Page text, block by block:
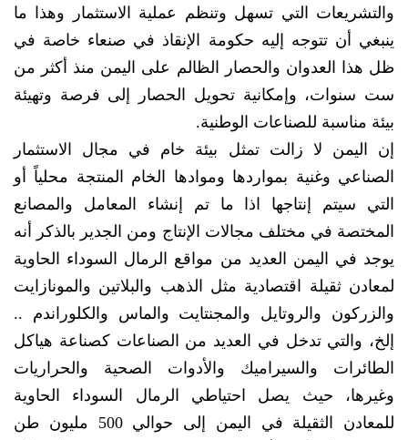
والتشريعات التي تسهل وتنظم عملية الاستثمار وهذا ما
ينبغي أن تتوجه إليه حكومة الإنقاذ في صنعاء خاصة في
ظل هذا العدوان والحصار الظالم على اليمن منذ أكثر من
ست سنوات، وإمكانية تحويل الحصار إلى فرصة وتهيئة
بيئة مناسبة للصناعات الوطنية.
إن اليمن لا زالت تمثل بيئة خام في مجال الاستثمار
الصناعي وغنية بمواردها وموادها الخام المنتجة محلياً أو
التي سيتم إنتاجها اذا ما تم إنشاء المعامل والمصانع
المختصة في مختلف مجالات الإنتاج ومن الجدير بالذكر أنه
يوجد في اليمن العديد من مواقع الرمال السوداء الحاوية
لمعادن ثقيلة اقتصادية مثل الذهب والبلاتين والمونازايت
والزركون والروتايل والمجنتايت والماس والكلوراندم ..
إلخ، والتي تدخل في العديد من الصناعات كصناعة هياكل
الطائرات والسيراميك والأدوات الصحية والحراريات
وغيرها، حيث يصل احتياطي الرمال السوداء الحاوية
للمعادن الثقيلة في اليمن إلى حوالي 500 مليون طن